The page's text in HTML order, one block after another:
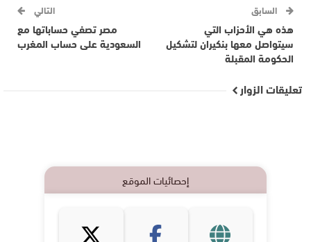
السابق
هذه هي الأحزاب التي
سيتواصل معها بنكيران لتشكيل
الحكومة المقبلة
التالي
مصر تصفي حساباتها مع
السعودية على حساب المغرب
تعليقات الزوار
إحصائيات الموقع